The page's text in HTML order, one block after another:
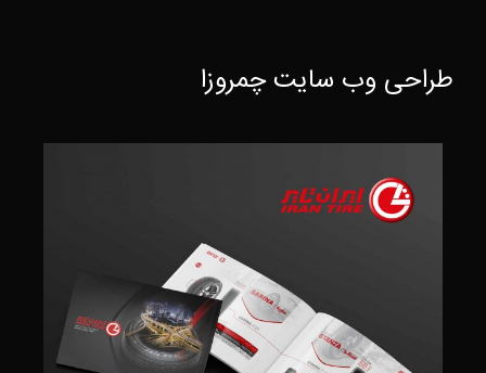
طراحی وب سایت چمروزا